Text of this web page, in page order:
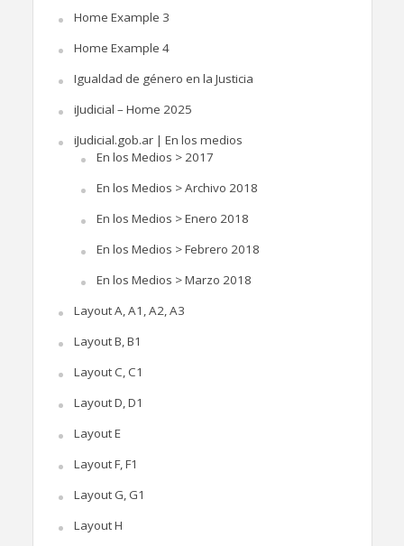
Home Example 3
Home Example 4
Igualdad de género en la Justicia
iJudicial – Home 2025
iJudicial.gob.ar | En los medios
En los Medios > 2017
En los Medios > Archivo 2018
En los Medios > Enero 2018
En los Medios > Febrero 2018
En los Medios > Marzo 2018
Layout A, A1, A2, A3
Layout B, B1
Layout C, C1
Layout D, D1
Layout E
Layout F, F1
Layout G, G1
Layout H